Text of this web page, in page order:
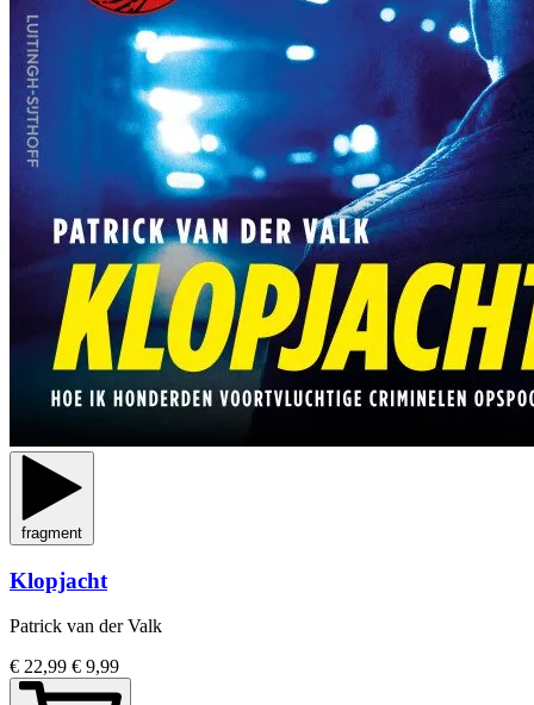
fragment
Klopjacht
Patrick van der Valk
€ 22,99 € 9,99